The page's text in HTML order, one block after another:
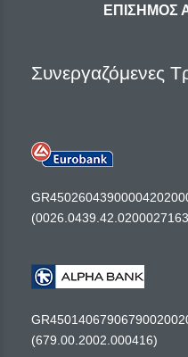
ΕΠΙΣΗΜΟΣ
Συνεργαζόμενες
(679.00.2002.000416)